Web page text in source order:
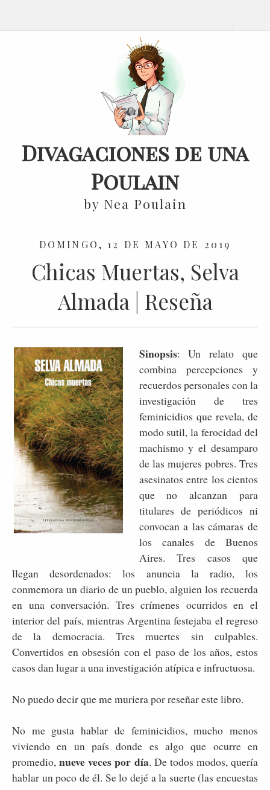
Divagaciones de una
Poulain
by Nea Poulain
DOMINGO, 12 DE MAYO DE 2019
Chicas Muertas, Selva
Almada | Reseña
Sinopsis: Un relato que
combina percepciones y
recuerdos personales con la
investigación de tres
feminicidios que revela, de
modo sutil, la ferocidad del
machismo y el desamparo
de las mujeres pobres. Tres
asesinatos entre los cientos
que no alcanzan para
titulares de periódicos ni
convocan a las cámaras de
los canales de Buenos
Aires. Tres casos que
llegan desordenados: los anuncia la radio, los
conmemora un diario de un pueblo, alguien los recuerda
en una conversación. Tres crímenes ocurridos en el
interior del país, mientras Argentina festejaba el regreso
de la democracia. Tres muertes sin culpables.
Convertidos en obsesión con el paso de los años, estos
casos dan lugar a una investigación atípica e infructuosa.
No puedo decir que me muriera por reseñar este libro.
No me gusta hablar de feminicidios, mucho menos
viviendo en un país donde es algo que ocurre en
promedio,nueve veces por día. De todos modos, quería
hablar un poco de él. Se lo dejé a la suerte (las encuestas